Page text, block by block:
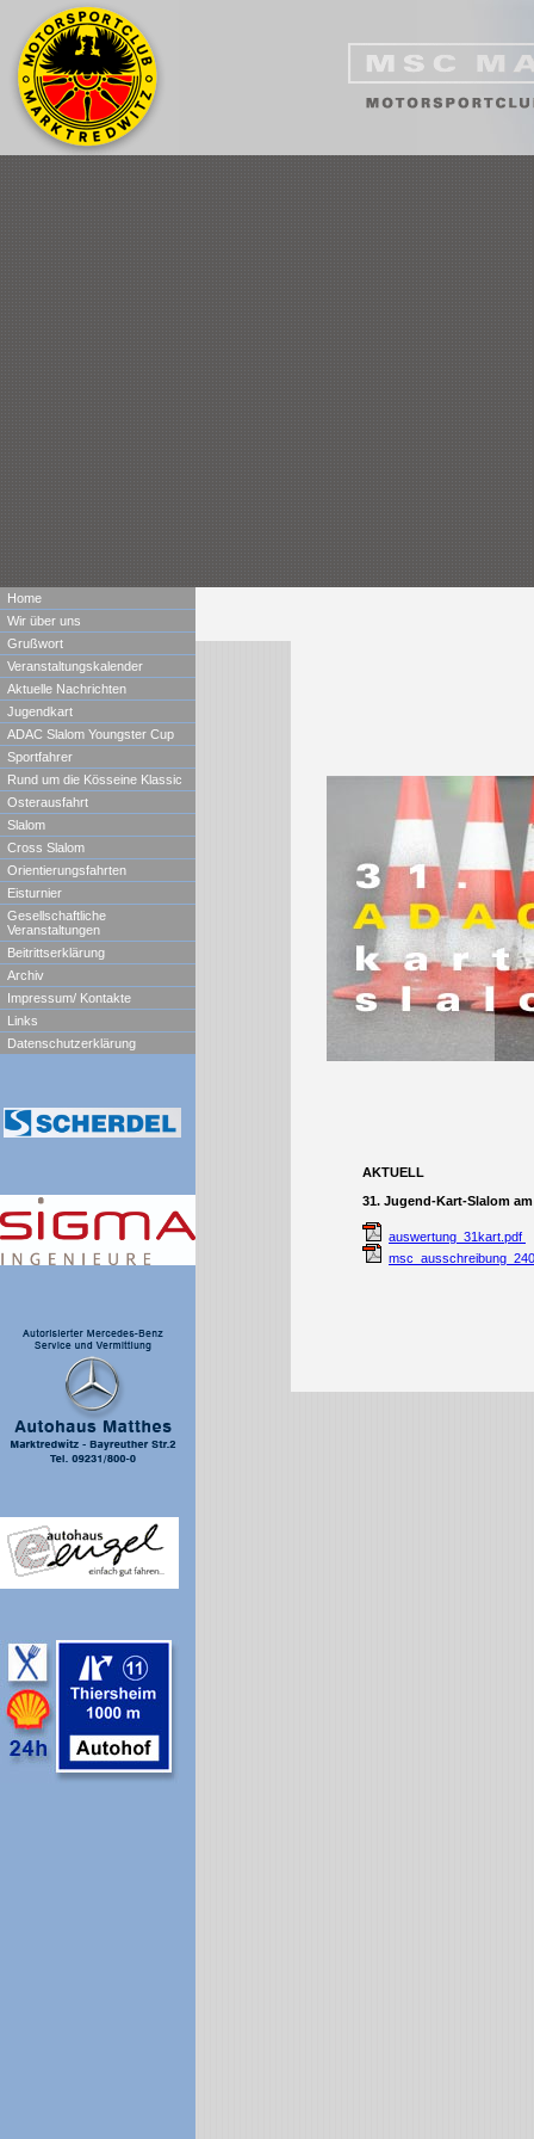
Home
Wir über uns
Grußwort
Veranstaltungskalender
Aktuelle Nachrichten
Jugendkart
ADAC Slalom Youngster Cup
Sportfahrer
Rund um die Kösseine Klassic
Osterausfahrt
Slalom
Cross Slalom
Orientierungsfahrten
Eisturnier
Gesellschaftliche
Veranstaltungen
Beitrittserklärung
Archiv
Impressum/ Kontakte
Links
Datenschutzerklärung
AKTUELL
31. Jugend-Kart-Slalom am
auswertung_31kart.pdf